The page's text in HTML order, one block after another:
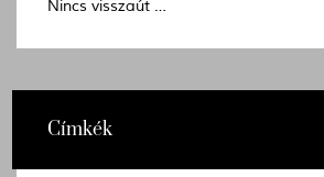
Nincs visszaút …
Címkék